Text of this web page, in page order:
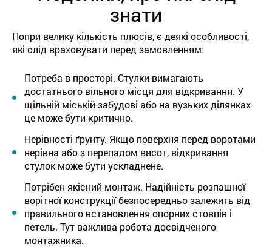
знати
Попри велику кількість плюсів, є деякі особливості,
які слід враховувати перед замовленням:
Потреба в просторі. Стулки вимагають
достатнього вільного місця для відкривання. У
щільній міській забудові або на вузьких ділянках
це може бути критично.
Нерівності ґрунту. Якщо поверхня перед воротами
нерівна або з перепадом висот, відкривання
стулок може бути ускладнене.
Потрібен якісний монтаж. Надійність розпашної
ворітної конструкції безпосередньо залежить від
правильного встановлення опорних стовпів і
петель. Тут важлива робота досвідченого
монтажника.